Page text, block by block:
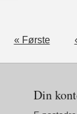
« Første
Din